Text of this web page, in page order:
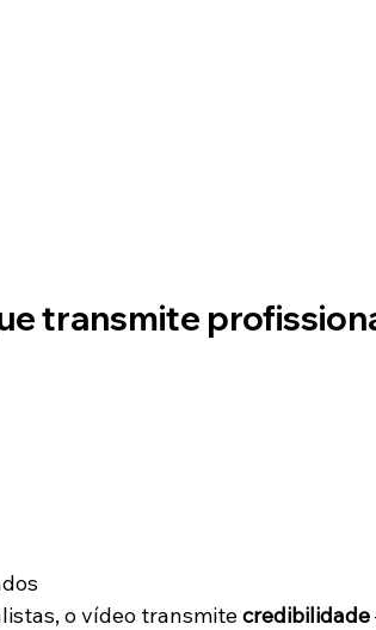
transmite
o vídeo transmite credibilidade